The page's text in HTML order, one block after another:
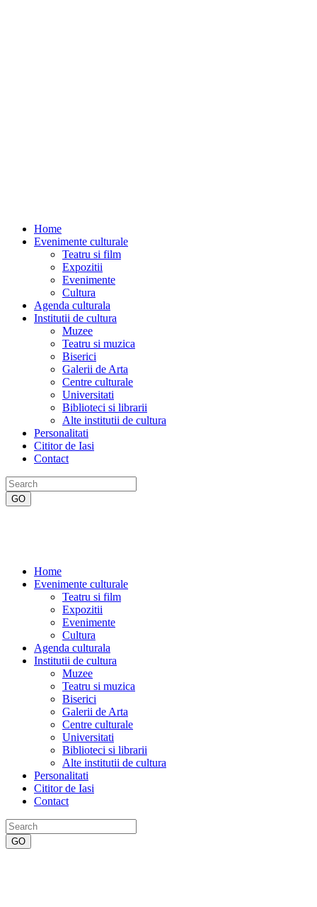
Home
Evenimente culturale
Teatru si film
Expozitii
Evenimente
Cultura
Agenda culturala
Institutii de cultura
Muzee
Teatru si muzica
Biserici
Galerii de Arta
Centre culturale
Universitati
Biblioteci si librarii
Alte institutii de cultura
Personalitati
Cititor de Iasi
Contact
Home
Evenimente culturale
Teatru si film
Expozitii
Evenimente
Cultura
Agenda culturala
Institutii de cultura
Muzee
Teatru si muzica
Biserici
Galerii de Arta
Centre culturale
Universitati
Biblioteci si librarii
Alte institutii de cultura
Personalitati
Cititor de Iasi
Contact